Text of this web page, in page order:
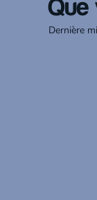
Que
Dernière